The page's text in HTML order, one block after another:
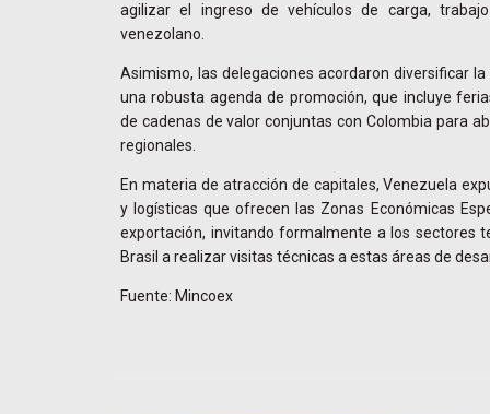
agilizar el ingreso de vehículos de carga,
venezolano.
Asimismo, las delegaciones acordaron diversificar
una robusta agenda de promoción, que incluye
de cadenas de valor conjuntas con Colombia para
regionales.
En materia de atracción de capitales, Venezuela
y logísticas que ofrecen las Zonas Económicas
exportación, invitando formalmente a los sectores
Brasil a realizar visitas técnicas a estas áreas de
Fuente: Mincoex